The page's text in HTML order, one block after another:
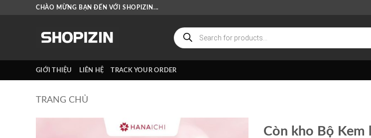
CHÀO MỪNG BẠN ĐẾN VỚI SHOPIZIN...
Tìm
kiếm
sản
phẩm
GIỚI THIỆU LIÊN HỆ TRACK YOUR ORDER
TRANG CHỦ
Còn kho Bộ Kem